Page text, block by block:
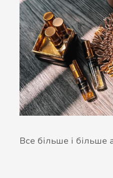
Все більше і більше